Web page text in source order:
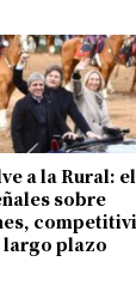
a la Rural:
sobre
largo plazo